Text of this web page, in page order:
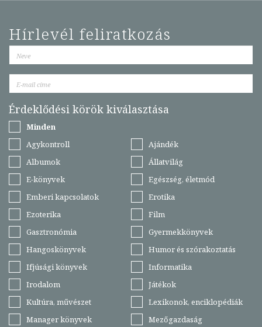
Hírlevél feliratkozás
Érdeklődési körök kiválasztása
Minden
Agykontroll
Ajándék
Albumok
Állatvilág
E-könyvek
Egészség, életmód
Emberi kapcsolatok
Erotika
Ezoterika
Film
Gasztronómia
Gyermekkönyvek
Hangoskönyvek
Humor és szórakoztatás
Ifjúsági könyvek
Informatika
Irodalom
Játékok
Kultúra, művészet
Lexikonok, enciklopédiák
Manager könyvek
Mezőgazdaság